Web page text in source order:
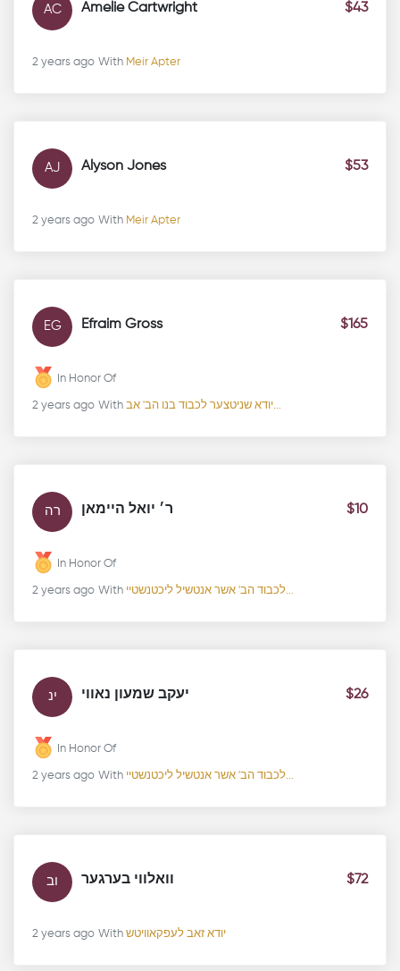
AC Amelie Cartwright $43
2 years ago With Meir Apter
AJ Alyson Jones $53
2 years ago With Meir Apter
EG Efraim Gross $165
In Honor Of
2 years ago With יודא שניטצער לכבוד בנו הב' אב...
רה ר׳ יואל היימאן $10
In Honor Of
2 years ago With לכבוד הב' אשר אנטשיל ליכטנשטיי...
ינ יעקב שמעון נאווי $26
In Honor Of
2 years ago With לכבוד הב' אשר אנטשיל ליכטנשטיי...
וב וואלווי בערגער $72
2 years ago With יודא זאב לעפקאוויטש